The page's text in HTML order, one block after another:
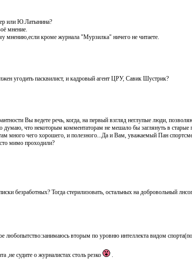
или Ю.Латынина?
мнение.
мнению,если кроме журнала "Мурзилка" ничего не читаете.
угодить пасквилист, и кадровый агент ЦРУ, Савик Шустрик?
Вы ведете речь, когда, на первый взгляд неглупые люди,
думаю, что некоторым комментаторам не мешало бы заглянуть в
много чего хорошего, и полезного...Да и Вам, уважаемый Пан
мимо проходили?
безработных? Тогда стерилизовать, остальных на добровольный
любопытство:занимаюсь вторым по уровню интеллекта видом
,не судите о журналистах столь резко
.